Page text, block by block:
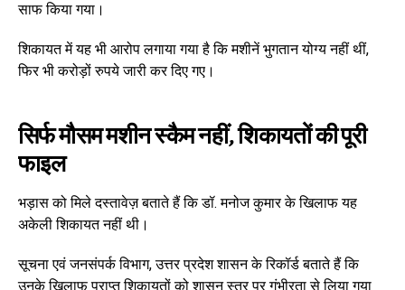
साफ किया गया।
शिकायत में यह भी आरोप लगाया गया है कि मशीनें भुगतान योग्य नहीं थीं,
फिर भी करोड़ों रुपये जारी कर दिए गए।
सिर्फ मौसम मशीन स्कैम नहीं, शिकायतों की पूरी
फाइल
भड़ास को मिले दस्तावेज़ बताते हैं कि डॉ. मनोज कुमार के खिलाफ यह
अकेली शिकायत नहीं थी।
सूचना एवं जनसंपर्क विभाग, उत्तर प्रदेश शासन के रिकॉर्ड बताते हैं कि
उनके खिलाफ प्राप्त शिकायतों को शासन स्तर पर गंभीरता से लिया गया